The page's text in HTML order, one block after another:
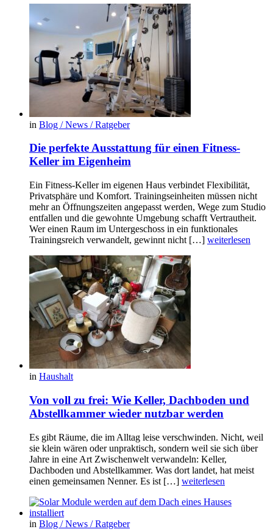
in Blog / News / Ratgeber
Die perfekte Ausstattung für einen Fitness-
Keller im Eigenheim
Ein Fitness-Keller im eigenen Haus verbindet Flexibilität,
Privatsphäre und Komfort. Trainingseinheiten müssen nicht
mehr an Öffnungszeiten angepasst werden, Wege zum Studio
entfallen und die gewohnte Umgebung schafft Vertrautheit.
Wer einen Raum im Untergeschoss in ein funktionales
Trainingsreich verwandelt, gewinnt nicht […] weiterlesen
in Haushalt
Von voll zu frei: Wie Keller, Dachboden und
Abstellkammer wieder nutzbar werden
Es gibt Räume, die im Alltag leise verschwinden. Nicht, weil
sie klein wären oder unpraktisch, sondern weil sie sich über
Jahre in eine Art Zwischenwelt verwandeln: Keller,
Dachboden und Abstellkammer. Was dort landet, hat meist
einen gemeinsamen Nenner. Es ist […] weiterlesen
in Blog / News / Ratgeber